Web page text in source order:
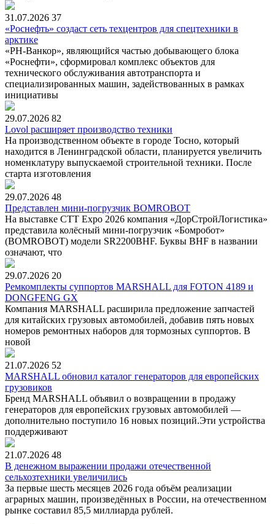
31.07.2026 37
«Роснефть» создаст сеть техцентров для спецтехники в
арктике
«РН-Ванкор», являющийся частью добывающего блока
«Роснефти», сформировал комплекс объектов для
технического обслуживания автотранспорта и
специализированных машин, задействованных в рамках
инициативы
29.07.2026 82
Lovol расширяет производство техники
На производственном объекте в городе Тосно, который
находится в Ленинградской области, планируется увеличить
номенклатуру выпускаемой строительной техники. После
старта изготовления
29.07.2026 48
Представлен мини-погрузчик BOMROBOT
На выставке CTT Expo 2026 компания «ДорСтройЛогистика»
представила колёсный мини-погрузчик «Бомробот»
(BOMROBOT) модели SR2200BHF. Буквы BHF в названии
означают, что
29.07.2026 20
Ремкомплекты суппортов MARSHALL для FOTON 4189 и
DONGFENG GX
Компания MARSHALL расширила предложение запчастей
для китайских грузовых автомобилей, добавив пять новых
номеров ремонтных наборов для тормозных суппортов. В
новой
21.07.2026 52
MARSHALL обновил каталог генераторов для европейских
грузовиков
Бренд MARSHALL объявил о возвращении в продажу
генераторов для европейских грузовых автомобилей —
дополнительно поступило 16 новых позиций.Эти устройства
поддерживают
21.07.2026 48
В денежном выражении продажи отечественной
сельхозтехники увеличились
За первые шесть месяцев 2026 года объём реализации
аграрных машин, произведённых в России, на отечественном
рынке составил 85,5 миллиарда рублей.